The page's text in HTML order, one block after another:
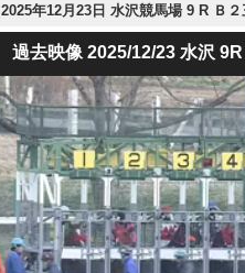
2025年12月23日 水沢競馬場 9 R Ｂ
過去映像 2025/12/23 水沢 9R